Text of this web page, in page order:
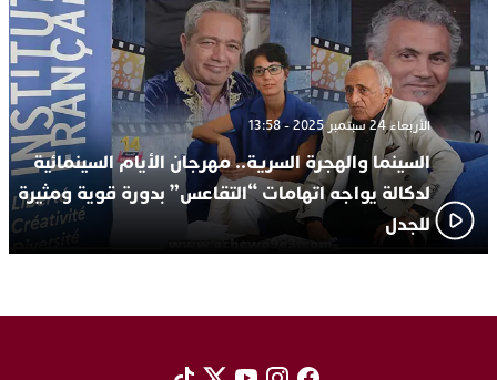
الأربعاء 24 سبتمبر 2025 - 13:58
السينما والهجرة السرية.. مهرجان الأيام السينمائية
لدكالة يواجه اتهامات “التقاعس” بدورة قوية ومثيرة
للجدل